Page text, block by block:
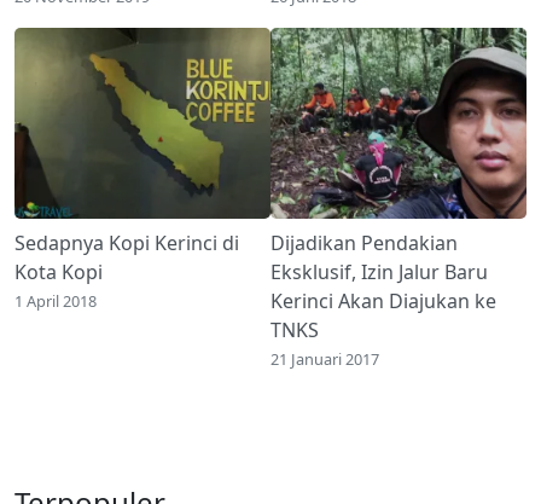
Sedapnya Kopi Kerinci di
Kota Kopi
1 April 2018
Dijadikan Pendakian
Eksklusif, Izin Jalur Baru
Kerinci Akan Diajukan ke
TNKS
21 Januari 2017